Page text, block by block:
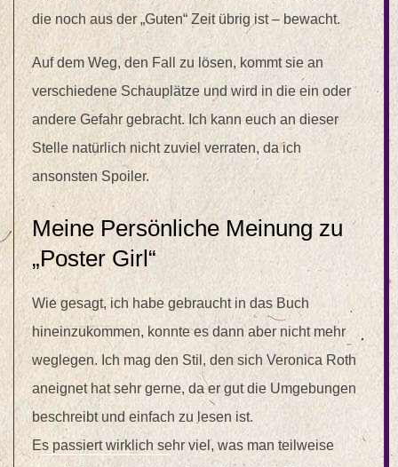
die noch aus der „Guten“ Zeit übrig ist – bewacht.
Auf dem Weg, den Fall zu lösen, kommt sie an
verschiedene Schauplätze und wird in die ein oder
andere Gefahr gebracht. Ich kann euch an dieser
Stelle natürlich nicht zuviel verraten, da ich
ansonsten Spoiler.
Meine Persönliche Meinung zu
„Poster Girl“
Wie gesagt, ich habe gebraucht in das Buch
hineinzukommen, konnte es dann aber nicht mehr
weglegen. Ich mag den Stil, den sich Veronica Roth
aneignet hat sehr gerne, da er gut die Umgebungen
beschreibt und einfach zu lesen ist.
Es passiert wirklich sehr viel, was man teilweise